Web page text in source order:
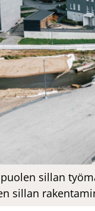
sillan
sillan